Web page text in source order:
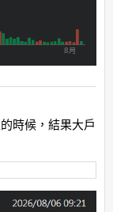
時候，結果大戶